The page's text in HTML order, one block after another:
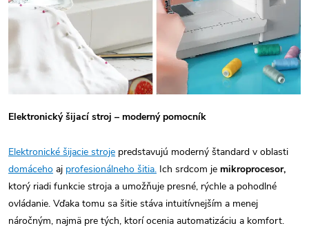
Elektronický šijací stroj – moderný pomocník
Elektronické šijacie stroje predstavujú moderný štandard v oblasti
domáceho aj profesionálneho šitia. Ich srdcom je mikroprocesor,
ktorý riadi funkcie stroja a umožňuje presné, rýchle a pohodlné
ovládanie. Vďaka tomu sa šitie stáva intuitívnejším a menej
náročným, najmä pre tých, ktorí ocenia automatizáciu a komfort.